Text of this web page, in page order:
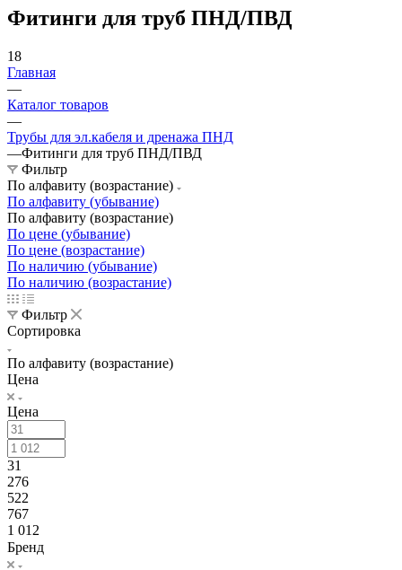
Фитинги для труб ПНД/ПВД
18
Главная
—
Каталог товаров
—
Трубы для эл.кабеля и дренажа ПНД
—Фитинги для труб ПНД/ПВД
Фильтр
По алфавиту (возрастание)
По алфавиту (убывание)
По алфавиту (возрастание)
По цене (убывание)
По цене (возрастание)
По наличию (убывание)
По наличию (возрастание)
Фильтр
Сортировка
По алфавиту (возрастание)
Цена
Цена
31
276
522
767
1 012
Бренд